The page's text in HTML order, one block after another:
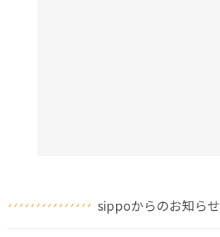
sippoからのお知らせ